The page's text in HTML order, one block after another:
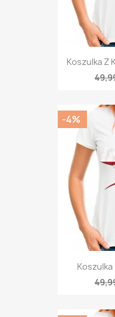
Koszulka Z
Koszulka
-4%